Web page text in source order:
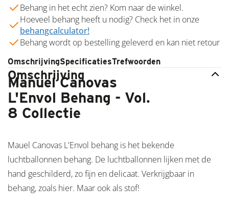
Behang in het echt zien? Kom naar de winkel.
Hoeveel behang heeft u nodig? Check het in onze
behangcalculator!
Behang wordt op bestelling geleverd en kan niet retour
OmschrijvingSpecificatiesTrefwoorden
Omschrijving
Manuel Canovas
L'Envol Behang - Vol.
8 Collectie
Mauel Canovas L'Envol behang is het bekende
luchtballonnen behang. De luchtballonnen lijken met de
hand geschilderd, zo fijn en delicaat. Verkrijgbaar in
behang, zoals hier. Maar ook als stof!